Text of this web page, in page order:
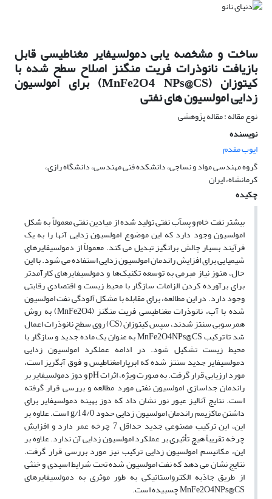
ساخت و مشخصه یابی دمولسیفایر مغناطیسی قابل
بازیافت نانوذرات فریت منگنز اصلاح سطح شده با
کیتوزان (MnFe2O4 NPs@CS) برای امولسیون
زدایی امولسیون های نفتی
نوع مقاله : مقاله پژوهشی
نویسنده
ایوب مقدم
گروه مهندسی مواد و نساجی، دانشکده فنی مهندسی، دانشگاه رازی،
کرمانشاه، ایران
چکیده
بیشتر نفت خام و پسآب نفتی تولید شده از میادین نفتی معمولاً به شکل
امولسیون وجود دارد که این موضوع امولسیون زدایی آنها را به یک
فرآیند بسیار چالش برانگیز تبدیل می کند. معمولاً از دمولسیفایرهای
شیمیایی برای افزایش راندمان امولسیون زدایی استفاده می شود. با این
حال، هنوز نیاز مبرمی به توسعه تکنیک‌ها و دمولسیفایرهای کارآمدتر
برای برآورده کردن الزامات سازگار با محیط زیست و اقتصادی رقابتی
وجود دارد. در این مطالعه، برای مقابله با مشکل آلودگی نفت امولسیون
شده با آب، نانوذرات مغناطیسی فریت منگنز (MnFe2O4) به روش
همرسوبی سنتز شدند، سپس کیتوزان (CS) روی سطح نانوذرات اعمال
شد تا ترکیب MnFe2O4NPs@CS به عنوان یک ماده جدید و سازگار با
محیط زیست تشکیل شود. در ادامه عملکرد امولسیون زدایی
دمولسیفایر جدید سنتز شده که ابرپارامغناطیس و فوق آبگریز است،
مورد ارزیابی قرار گرفت. به صورت ویژه، اثرات pH و دوز دمولسیفایر بر
راندمان جداسازی امولسیون نفتی مورد مطالعه و بررسی قرار گرفته
است. نتایج آنالیز عبور نور نشان داد که دوز بهینه دمولسیفایر برای
داشتن ماکزیمم راندمان امولسیون زدایی حدود g/l 4/0 است. علاوه بر
این، این ترکیب مصنوعی جدید حداقل 7 چرخه عمر دارد و افزایش
چرخه تقریباً هیچ تأثیری بر عملکرد امولسیون زدایی آن ندارد. علاوه بر
این، مکانیسم امولسیون زدایی ترکیب نیز مورد بررسی قرار گرفت.
نتایج نشان می دهد که نفت امولسیون شده تحت شرایط اسیدی و خنثی
از طریق جاذبه الکترواستاتیکی به طور موثری به دمولسیفایرهای
MnFe2O4NPs@CS چسبیده است.